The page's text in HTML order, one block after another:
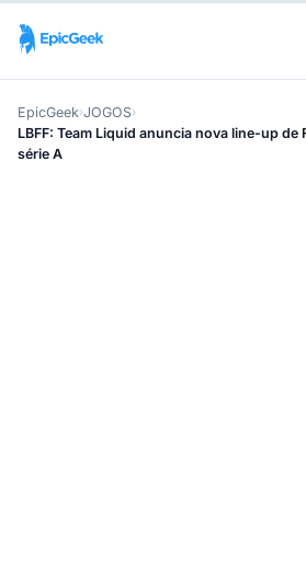
EpicGeek›JOGOS›
LBFF: Team Liquid anuncia nova line-up de
série A